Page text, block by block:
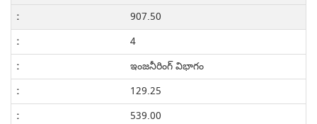
907.50
4
ఇంజనీరింగ్ విభాగం
129.25
539.00